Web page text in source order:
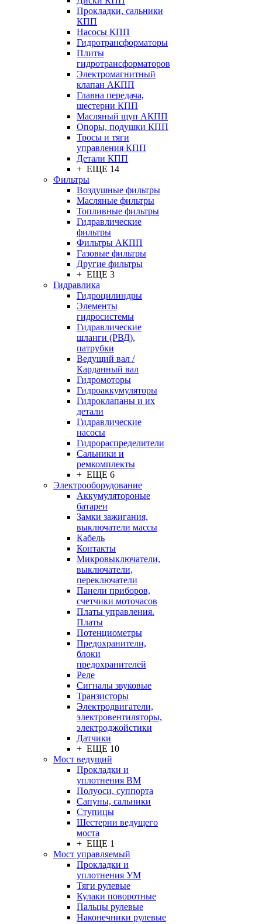
Прокладки, сальники
КПП
Насосы КПП
Гидротрансформаторы
Плиты
гидротрансформаторов
Электромагнитный
клапан АКПП
Главна передача,
шестерни КПП
Масляный щуп АКПП
Опоры, подушки КПП
Тросы и тяги
управления КПП
Детали КПП
+ ЕЩЕ 14
Фильтры
Воздушные фильтры
Масляные фильтры
Топливные фильтры
Гидравлические
фильтры
Фильтры АКПП
Газовые фильтры
Другие фильтры
+ ЕЩЕ 3
Гидравлика
Гидроцилиндры
Элементы
гидросистемы
Гидравлические
шланги (РВД),
патрубки
Ведущий вал /
Карданный вал
Гидромоторы
Гидроаккумуляторы
Гидроклапаны и их
детали
Гидравлические
насосы
Гидрораспределители
Сальники и
ремкомплекты
+ ЕЩЕ 6
Электрооборудование
Аккумулятороные
батареи
Замки зажигания,
выключатели массы
Кабель
Контакты
Микровыключатели,
выключатели,
переключатели
Панели приборов,
счетчики моточасов
Платы управления.
Платы
Потенциометры
Предохранители,
блоки
предохранителей
Реле
Сигналы звуковые
Транзисторы
Электродвигатели,
электровентиляторы,
электроджойстики
Датчики
+ ЕЩЕ 10
Мост ведущий
Прокладки и
уплотнения ВМ
Полуоси, суппорта
Сапуны, сальники
Ступицы
Шестерни ведущего
моста
+ ЕЩЕ 1
Мост управляемый
Прокладки и
уплотнения УМ
Тяги рулевые
Кулаки поворотные
Пальцы рулевые
Наконечники рулевые